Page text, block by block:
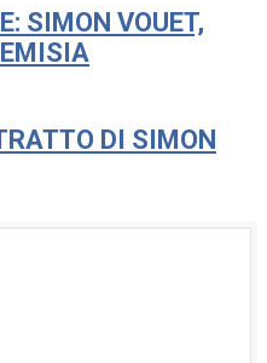
SIMON VOUET,
DI SIMON